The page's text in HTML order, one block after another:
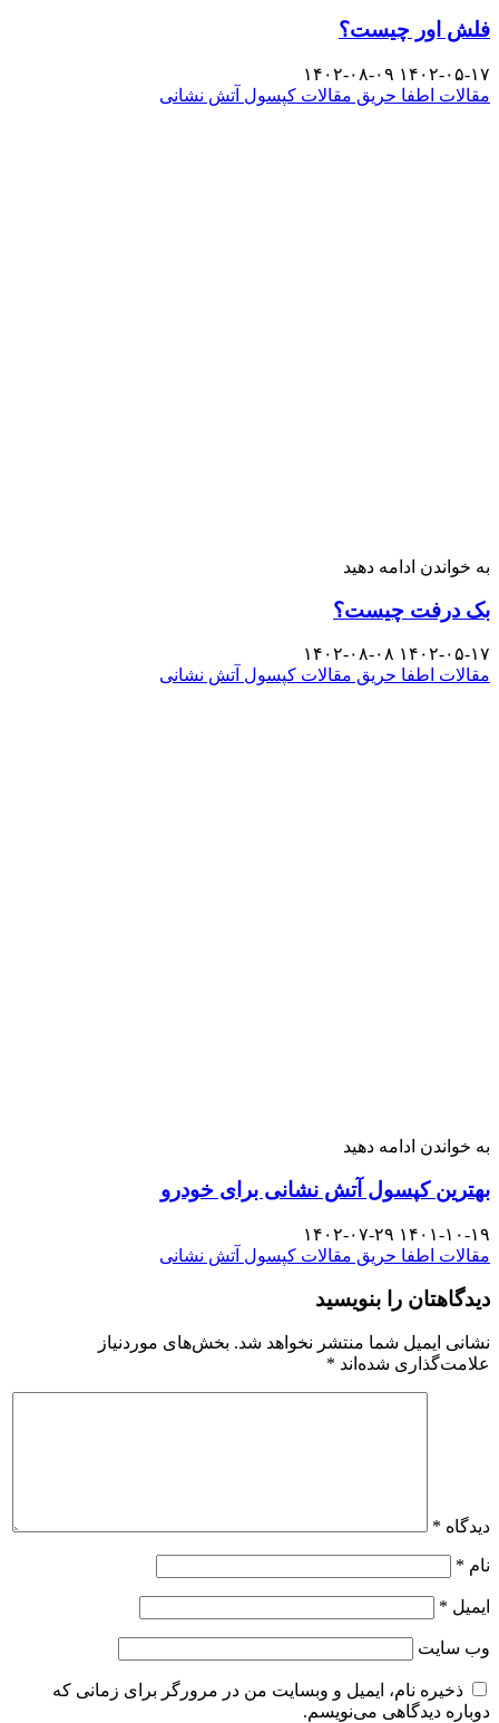
فلش اور چیست؟
۱۴۰۲-۰۵-۱۷ ۱۴۰۲-۰۸-۰۹
مقالات اطفا حریق مقالات کپسول آتش نشانی
به خواندن ادامه دهید
بک درفت چیست؟
۱۴۰۲-۰۵-۱۷ ۱۴۰۲-۰۸-۰۸
مقالات اطفا حریق مقالات کپسول آتش نشانی
به خواندن ادامه دهید
بهترین کپسول آتش نشانی برای خودرو
۱۴۰۱-۱۰-۱۹ ۱۴۰۲-۰۷-۲۹
مقالات اطفا حریق مقالات کپسول آتش نشانی
دیدگاهتان را بنویسید
نشانی ایمیل شما منتشر نخواهد شد. بخش‌های موردنیاز
علامت‌گذاری شده‌اند *
دیدگاه *
نام *
ایمیل *
وب‌ سایت
ذخیره نام، ایمیل و وبسایت من در مرورگر برای زمانی که
دوباره دیدگاهی می‌نویسم.